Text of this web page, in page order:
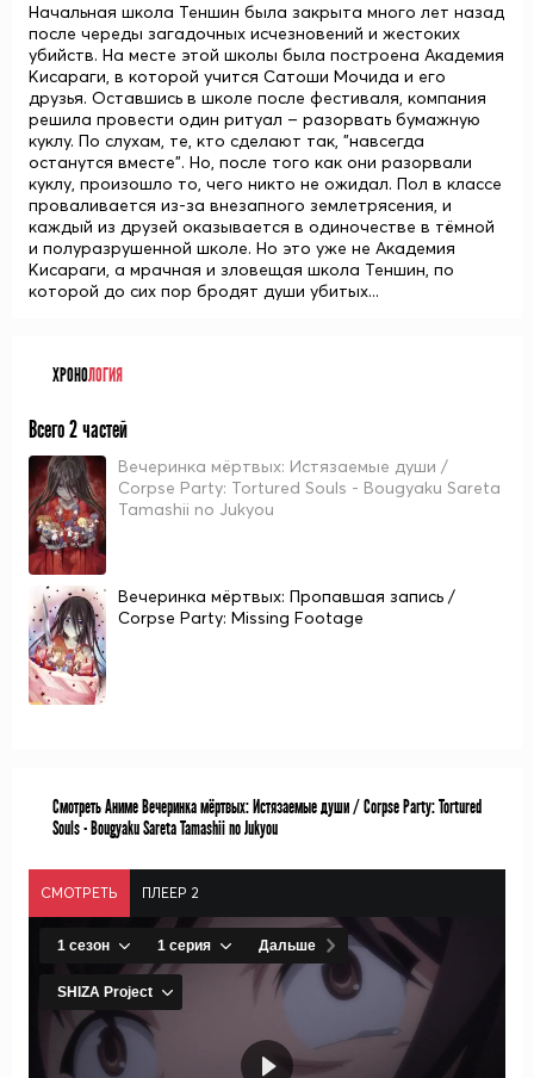
Начальная школа Теншин была закрыта много лет назад
после череды загадочных исчезновений и жестоких
убийств. На месте этой школы была построена Академия
Кисараги, в которой учится Сатоши Мочида и его
друзья. Оставшись в школе после фестиваля, компания
решила провести один ритуал – разорвать бумажную
куклу. По слухам, те, кто сделают так, "навсегда
останутся вместе". Но, после того как они разорвали
куклу, произошло то, чего никто не ожидал. Пол в классе
проваливается из-за внезапного землетрясения, и
каждый из друзей оказывается в одиночестве в тёмной
и полуразрушенной школе. Но это уже не Академия
Кисараги, а мрачная и зловещая школа Теншин, по
которой до сих пор бродят души убитых...
ХРОНОЛОГИЯ
Всего 2 частей
Вечеринка мёртвых: Истязаемые души /
Corpse Party: Tortured Souls - Bougyaku Sareta
Tamashii no Jukyou
Вечеринка мёртвых: Пропавшая запись /
Corpse Party: Missing Footage
Смотреть Аниме Вечеринка мёртвых: Истязаемые души / Corpse Party: Tortured
Souls - Bougyaku Sareta Tamashii no Jukyou
СМОТРЕТЬ ПЛЕЕР 2